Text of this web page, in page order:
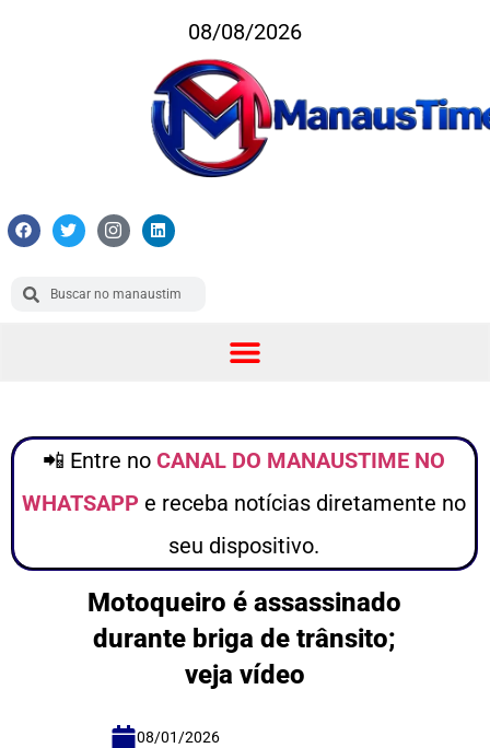
08/08/2026
📲 Entre no CANAL DO MANAUSTIME NO
WHATSAPP e receba notícias diretamente no
seu dispositivo.
Motoqueiro é assassinado
durante briga de trânsito;
veja vídeo
08/01/2026